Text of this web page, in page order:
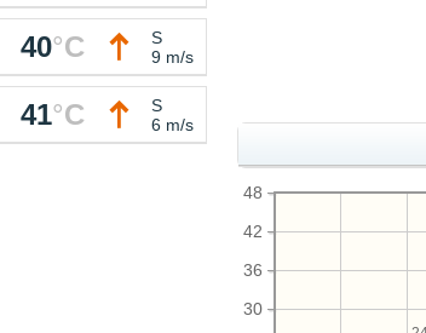
30
36
42
48
40°C
S
9 m/s
41°C
S
6 m/s